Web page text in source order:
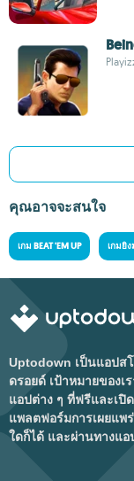
คุณอาจจะสนใจ
เกม BEAT 'EM UP เกมยิ
Uptodown เป็นแอปส
ดรอยด์ เป้าหมายของ
แอปต่าง ๆ ที่ฟรีและเปิ
แพลตฟอร์มการเผยแพ
ใดก็ได้ และผ่านทางแอ